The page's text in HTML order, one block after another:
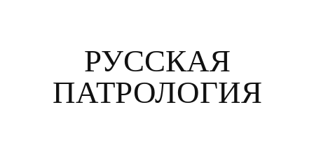
РУССКАЯ
ПАТРОЛОГИЯ